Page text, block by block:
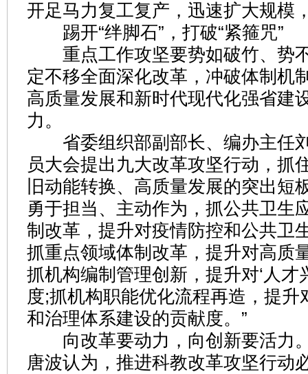
开足马力复工复产，迅速扩大规模
踢开“绊脚石”，打破“紧箍咒”
重点工作攻坚要势如破竹、势
定不移全面深化改革，冲破体制机
高质量发展和新时代现代化强省建
力。
省委组织部副部长、编办主任
员大会提出九大改革攻坚行动，抓
旧动能转换、高质量发展的突出短
勇于担当、主动作为，抓公共卫生
制改革，提升对疫情防控和公共卫
抓重点领域体制改革，提升对高质
抓机构编制管理创新，提升对‘人才
度;抓机构职能优化流程再造，提升
和治理体系建设的贡献度。”
向改革要动力，向创新要活力
唐波认为，推进科教改革攻坚行动